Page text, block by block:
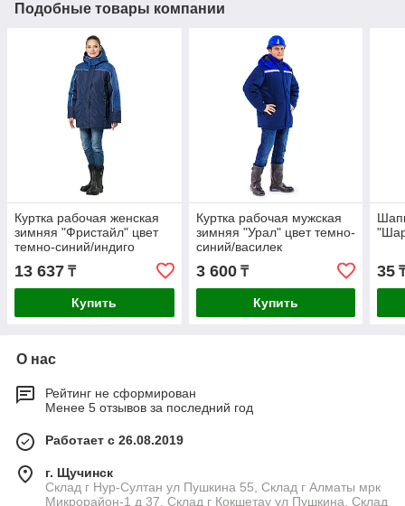
Подобные товары компании
Куртка рабочая женская
зимняя "Фристайл" цвет
темно-синий/индиго
13 637 ₸
Купить
Куртка рабочая мужская
зимняя "Урал" цвет темно-
синий/василек
3 600₸
Купить
35
О нас
Рейтинг не сформирован
Менее 5 отзывов за последний год
Работает с 26.08.2019
г. Щучинск
Склад г Нур-Султан ул Пушкина 55, Склад г Алматы мрк
Микрорайон-1 д 37, Склад г Кокшетау ул Пушкина, Склад